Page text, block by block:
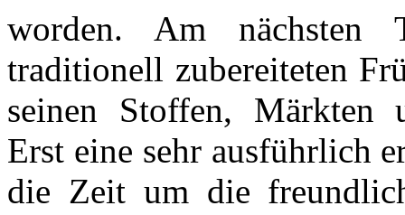
worden. Am
traditionell zubereiteten
seinen Stoffen, Märkten
Erst eine sehr ausführlich
die Zeit um die